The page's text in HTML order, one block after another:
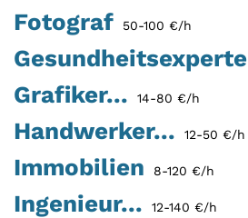
Fotograf 50-100 €/h
Gesundheitsexperte
Grafiker... 14-80 €/h
Handwerker... 12-50 €/h
Immobilien 8-120 €/h
Ingenieur... 12-140 €/h